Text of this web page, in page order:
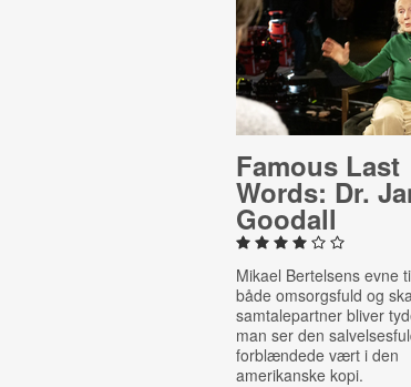
Famous Last
Words: Dr.
Goodall
Mikael Bertelsens evne
både omsorgsfuld og
samtalepartner bliver
man ser den
forblændede vært i den
amerikanske kopi.